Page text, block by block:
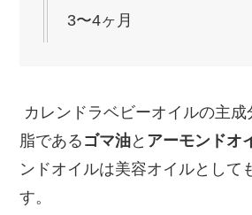
3〜4ヶ月
カレンドラベビーオイルの主
脂である ゴマ油と アーモンドオ
ンドオイルは美容オイルとして
す。